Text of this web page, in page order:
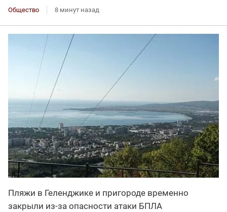
Общество 8 минут назад
Пляжи в Геленджике и пригороде временно
закрыли из-за опасности атаки БПЛА